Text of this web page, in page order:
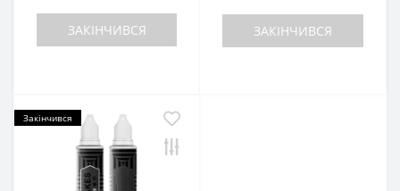
ЗАКІНЧИВСЯ ЗАКІНЧИВСЯ
Закінчився